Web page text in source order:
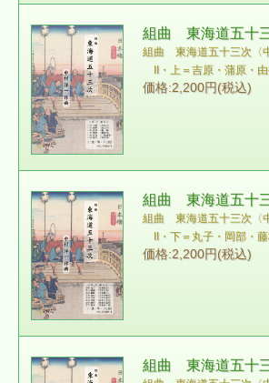
組曲 東海道五十
組曲 東海道五十三次〈
II・上＝吉原・蒲原・
価格:2,200円(税込)
組曲 東海道五十
組曲 東海道五十三次〈
II・下＝丸子・岡部・
価格:2,200円(税込)
組曲 東海道五十